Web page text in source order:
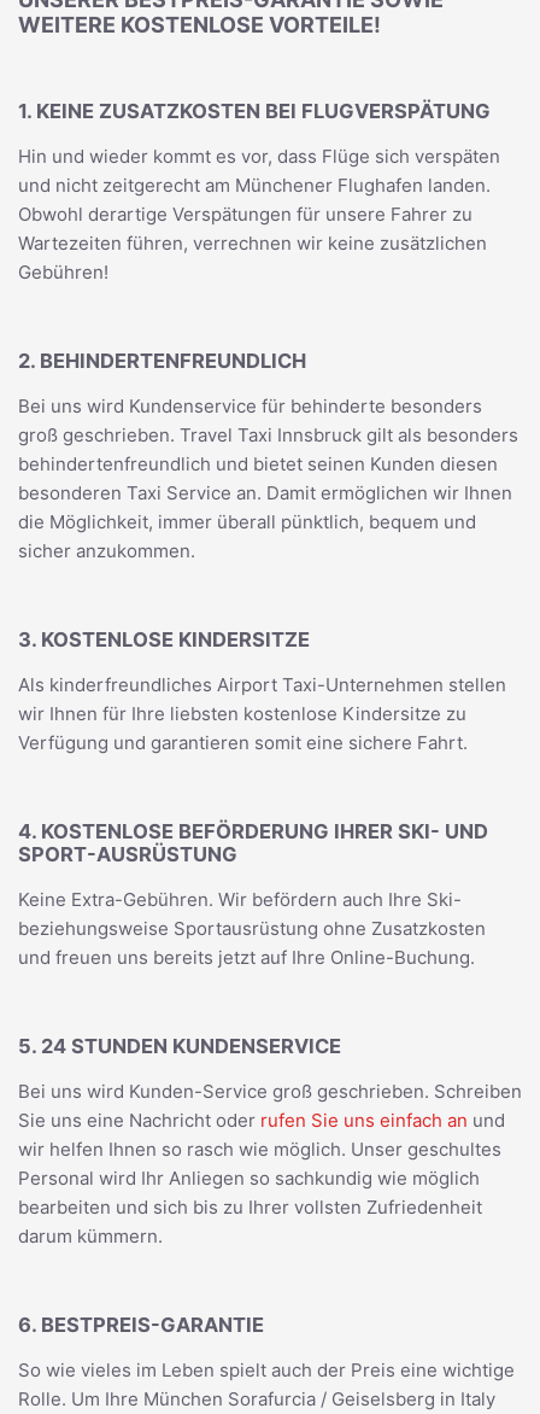
WEITERE KOSTENLOSE VORTEILE!
1. KEINE ZUSATZKOSTEN BEI FLUGVERSPÄTUNG
Hin und wieder kommt es vor, dass Flüge sich verspäten
und nicht zeitgerecht am Münchener Flughafen landen.
Obwohl derartige Verspätungen für unsere Fahrer zu
Wartezeiten führen, verrechnen wir keine zusätzlichen
Gebühren!
2. BEHINDERTENFREUNDLICH
Bei uns wird Kundenservice für behinderte besonders
groß geschrieben. Travel Taxi Innsbruck gilt als besonders
behindertenfreundlich und bietet seinen Kunden diesen
besonderen Taxi Service an. Damit ermöglichen wir Ihnen
die Möglichkeit, immer überall pünktlich, bequem und
sicher anzukommen.
3. KOSTENLOSE KINDERSITZE
Als kinderfreundliches Airport Taxi-Unternehmen stellen
wir Ihnen für Ihre liebsten kostenlose Kindersitze zu
Verfügung und garantieren somit eine sichere Fahrt.
4. KOSTENLOSE BEFÖRDERUNG IHRER SKI- UND
SPORT-AUSRÜSTUNG
Keine Extra-Gebühren. Wir befördern auch Ihre Ski-
beziehungsweise Sportausrüstung ohne Zusatzkosten
und freuen uns bereits jetzt auf Ihre Online-Buchung.
5. 24 STUNDEN KUNDENSERVICE
Bei uns wird Kunden-Service groß geschrieben. Schreiben
Sie uns eine Nachricht oder rufen Sie uns einfach an und
wir helfen Ihnen so rasch wie möglich. Unser geschultes
Personal wird Ihr Anliegen so sachkundig wie möglich
bearbeiten und sich bis zu Ihrer vollsten Zufriedenheit
darum kümmern.
6. BESTPREIS-GARANTIE
So wie vieles im Leben spielt auch der Preis eine wichtige
Rolle. Um Ihre München Sorafurcia / Geiselsberg in Italy